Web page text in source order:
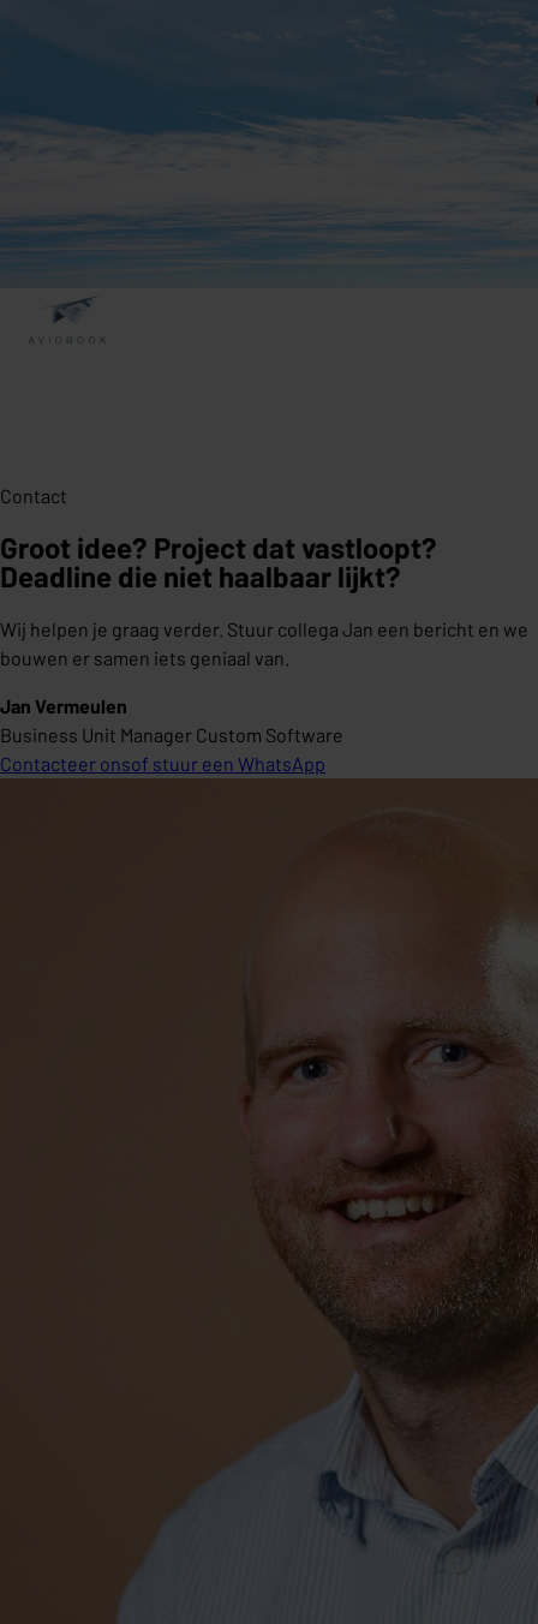
Contact
Groot idee? Project dat vastloopt?
Deadline die niet haalbaar lijkt?
Wij helpen je graag verder. Stuur collega Jan een bericht en we
bouwen er samen iets geniaal van.
Jan Vermeulen
Business Unit Manager Custom Software
Contacteer onsof stuur een WhatsApp